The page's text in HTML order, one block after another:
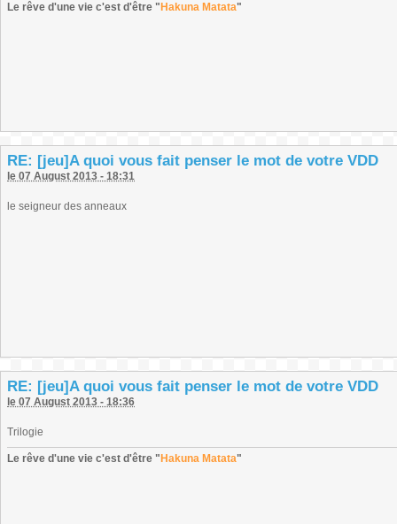
Le rêve d'une vie c'est d'être " Hakuna Matata"
RE: [jeu]A quoi vous fait penser le mot de votre VDD
le 07 August 2013 - 18:31
le seigneur des anneaux
RE: [jeu]A quoi vous fait penser le mot de votre VDD
le 07 August 2013 - 18:36
Trilogie
Le rêve d'une vie c'est d'être " Hakuna Matata"